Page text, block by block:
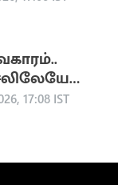
அரிவாள்
17:08 IST